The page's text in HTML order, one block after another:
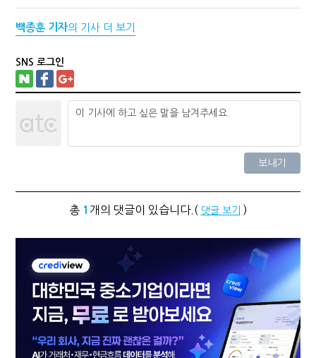
백종훈 기자의 기사 더 보기
SNS 로그인
총 1 개의 댓글이 있습니다.( 댓글 보기 )